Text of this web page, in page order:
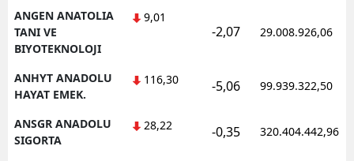
ANGEN ANATOLIA
TANI VE
BIYOTEKNOLOJI
9,01
-2,07 29.008.926,06
ANHYT ANADOLU
HAYAT EMEK.
116,30 -5,06 99.939.322,50
ANSGR ANADOLU
SIGORTA
28,22 -0,35 320.404.442,96